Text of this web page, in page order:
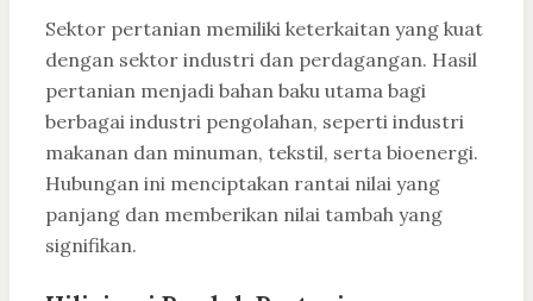
Sektor pertanian memiliki keterkaitan yang kuat
dengan sektor industri dan perdagangan. Hasil
pertanian menjadi bahan baku utama bagi
berbagai industri pengolahan, seperti industri
makanan dan minuman, tekstil, serta bioenergi.
Hubungan ini menciptakan rantai nilai yang
panjang dan memberikan nilai tambah yang
signifikan.